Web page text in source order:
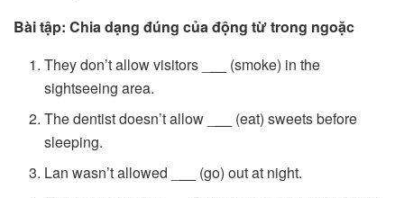
Bài tập: Chia dạng đúng của động từ trong ngoặc
They don’t allow visitors _
(smoke) in the
sightseeing area.
The dentist doesn’t allow _
(eat) sweets before
sleeping.
Lan wasn’t allowed _
(go) out at night.